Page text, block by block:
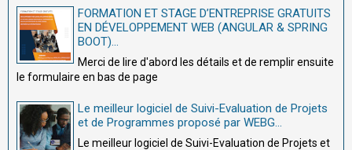
FORMATION ET STAGE D’ENTREPRISE GRATUITS
EN DÉVELOPPEMENT WEB (ANGULAR & SPRING
BOOT)...
Merci de lire d'abord les détails et de remplir ensuite
le formulaire en bas de page
Le meilleur logiciel de Suivi-Evaluation de Projets
et de Programmes proposé par WEBG...
Le meilleur logiciel de Suivi-Evaluation de Projets et